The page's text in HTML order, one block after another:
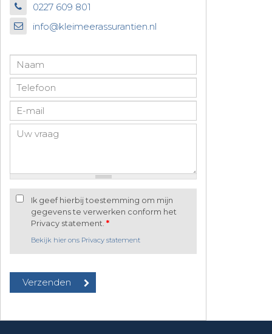
0227 609 801
info@kleimeerassurantien.nl
Ik geef hierbij toestemming om mijn
gegevens te verwerken conform het
Privacy statement. *
Bekijk hier ons Privacy statement